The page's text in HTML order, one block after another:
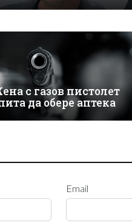
с газов пистолет
да обере аптека
Email